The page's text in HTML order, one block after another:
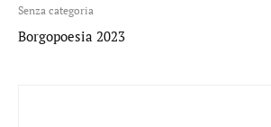
Senza categoria
Borgopoesia 2023